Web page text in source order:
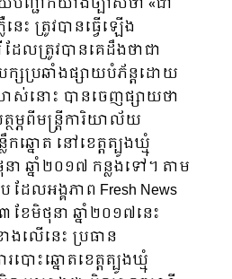
េះ ត្រូវបានធ្វើឡើង
ដែលត្រូវបានគេដឹងថាជា
ក្សប្រឆាំងផ្សាយបំភ័ន្តដោយ
ាស់នោះ បានចេញផ្សាយថា
ថម្ភពី​មន្រ្តីការិយាល័យ
ឆ្នោត នៅខេត្តត្បូងឃ្មុំ
ា ឆ្នាំ២០១៧ កន្លងទៅ។ តាម
ដែលអង្គភាព Fresh News
ែមិថុនា ឆ្នាំ២០១៧នេះ
ងលើនេះ ប្រធាន
បោះឆ្នោតខេត្តត្បូងឃ្មុំ